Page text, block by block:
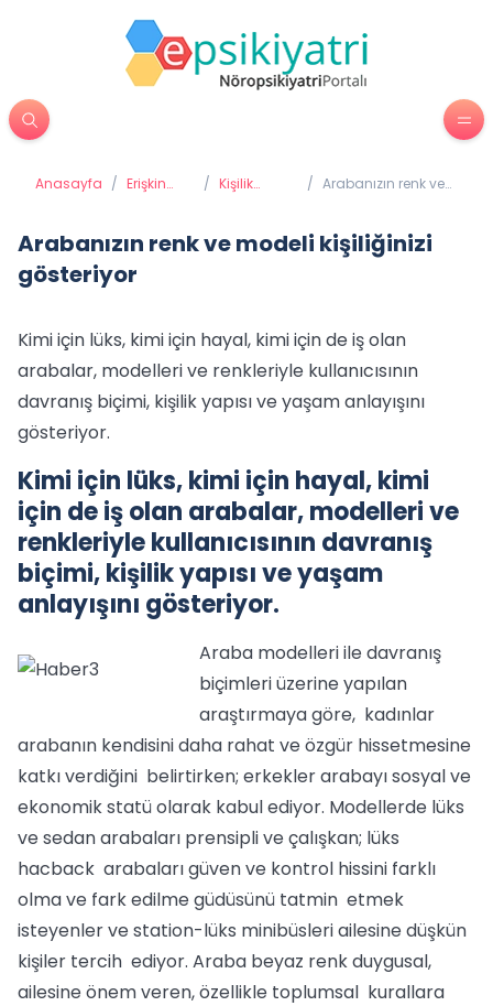
Anasayfa / Erişkin
/ Kişilik
/ Arabanızın renk ve
Arabanızın renk ve modeli kişiliğinizi
gösteriyor
Kimi için lüks, kimi için hayal, kimi için de iş olan
arabalar, modelleri ve renkleriyle kullanıcısının
davranış biçimi, kişilik yapısı ve yaşam anlayışını
gösteriyor.
Kimi için lüks, kimi için hayal, kimi
için de iş olan arabalar, modelleri ve
renkleriyle kullanıcısının davranış
biçimi, kişilik yapısı ve yaşam
anlayışını gösteriyor.
Araba modelleri ile davranış
biçimleri üzerine yapılan
araştırmaya göre, kadınlar
arabanın kendisini daha rahat ve özgür hissetmesine
katkı verdiğini belirtirken; erkekler arabayı sosyal ve
ekonomik statü olarak kabul ediyor. Modellerde lüks
ve sedan arabaları prensipli ve çalışkan; lüks
hacback arabaları güven ve kontrol hissini farklı
olma ve fark edilme güdüsünü tatmin etmek
isteyenler ve station-lüks minibüsleri ailesine düşkün
kişiler tercih ediyor. Araba beyaz renk duygusal,
ailesine önem veren, özellikle toplumsal kurallara